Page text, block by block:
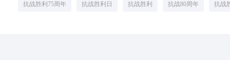
抗战胜利75周年 抗战胜利日 抗战胜利 抗战80周年 抗战